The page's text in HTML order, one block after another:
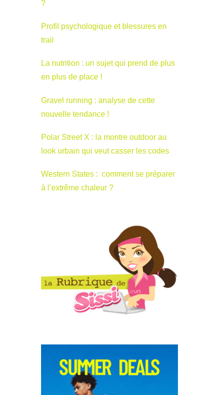
?
Profil psychologique et blessures en
trail
La nutrition : un sujet qui prend de plus
en plus de place !
Gravel running : analyse de cette
nouvelle tendance !
Polar Street X : la montre outdoor au
look urbain qui veut casser les codes
Western States : comment se préparer
à l’extrême chaleur ?